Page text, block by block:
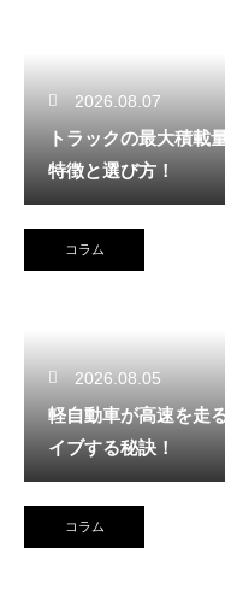
2026.08.07
トラックの最大積載
特徴と選び方！
コラム
2026.08.05
軽自動車が高速を走
イブする秘訣！
コラム